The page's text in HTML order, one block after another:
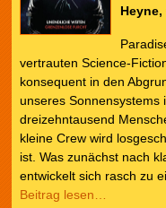
Heyne,
vertrauten Science-
konsequent in den
unseres Sonnensystems
dreizehntausend
kleine Crew wird
ist. Was zunächst nach
entwickelt sich rasch zu
Beitrag lesen…